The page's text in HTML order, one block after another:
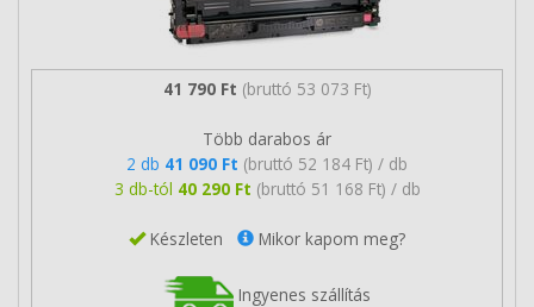
41 790 Ft (bruttó 53 073 Ft)
Több darabos ár
2 db 41 090 Ft (bruttó 52 184 Ft) / db
3 db-tól 40 290 Ft (bruttó 51 168 Ft) / db
Készleten Mikor kapom meg?
Ingyenes szállítás